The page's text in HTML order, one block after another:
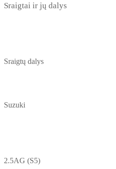
Sraigtai ir jų dalys
Sraigtų dalys
Suzuki
2.5AG (S5)